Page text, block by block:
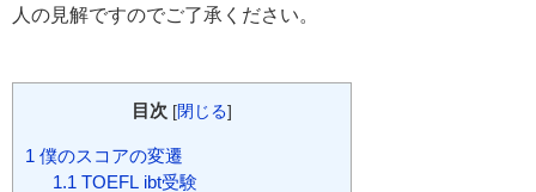
人の見解ですのでご了承ください。
目次 [閉じる]
1 僕のスコアの変遷
1.1 TOEFL ibt受験